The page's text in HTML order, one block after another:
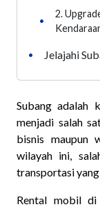
•
2.
• Jelajahi
Subang adalah
menjadi salah
bisnis maupun
wilayah ini,
transportasi
Rental mobil di